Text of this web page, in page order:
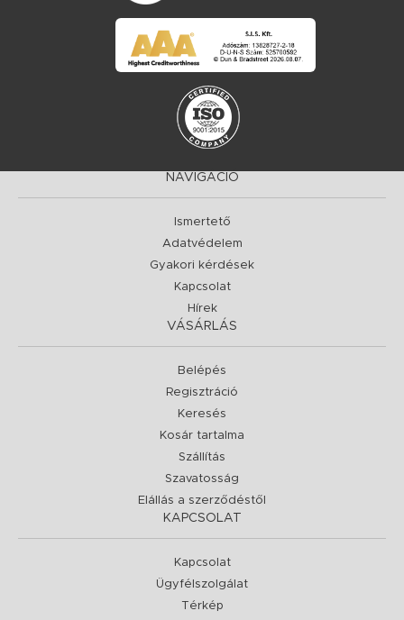
NAVIGÁCIÓ
Ismertető
Adatvédelem
Gyakori kérdések
Kapcsolat
Hírek
VÁSÁRLÁS
Belépés
Regisztráció
Keresés
Kosár tartalma
Szállítás
Szavatosság
Elállás a szerződéstől
KAPCSOLAT
Kapcsolat
Ügyfélszolgálat
Térkép